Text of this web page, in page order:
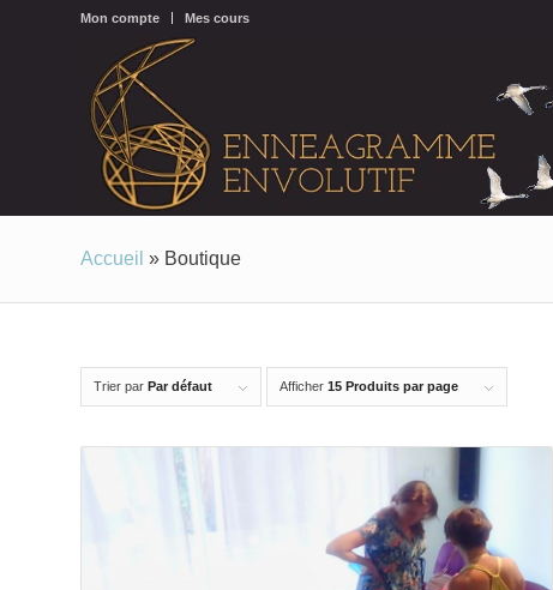
Mon compte Mes cours
Accueil » Boutique
Trier par Par défaut Afficher 15 Produits par page